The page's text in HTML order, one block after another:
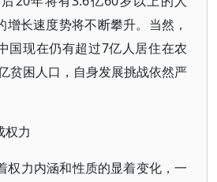
增长速度势将不断攀升。当然，
国现在仍有超过7亿人居住在农
贫困人口，自身发展挑战依然严
权力
权力内涵和性质的显着变化，一